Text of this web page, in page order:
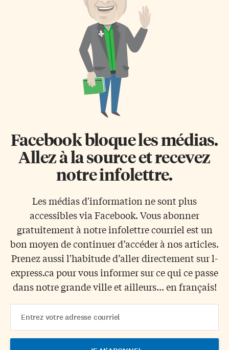
Facebook bloque les médias.
Allez à la source et recevez
notre infolettre.
Les médias d'information ne sont plus
accessibles via Facebook. Vous abonner
gratuitement à notre infolettre courriel est un
bon moyen de continuer d’accéder à nos articles.
Prenez aussi l'habitude d’aller directement sur l-
express.ca pour vous informer sur ce qui ce passe
dans notre grande ville et ailleurs... en français!
Address